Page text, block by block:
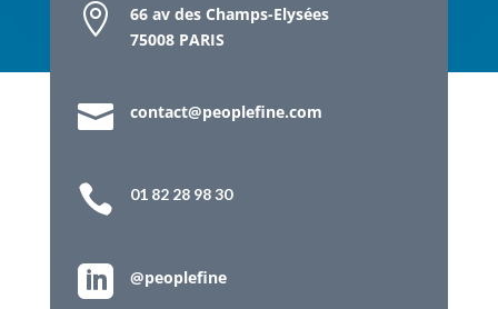

66 av des Champs-Elysées
75008 PARIS
 contact@peoplefine.com
 01 82 28 98 30
 @peoplefine